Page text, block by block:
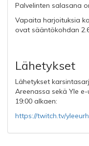
Palvelinten salasana
Vapaita harjoituksia
ovat sääntökohdan
Lähetykset
Lähetykset
Areenassa sekä Yle
19:00 alkaen:
https://twitch.tv/